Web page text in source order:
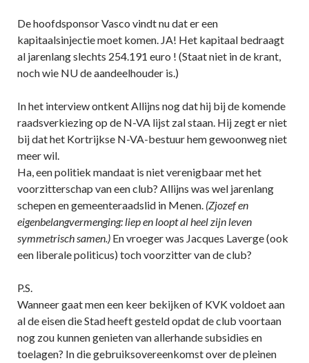
De hoofdsponsor Vasco vindt nu dat er een
kapitaalsinjectie moet komen. JA! Het kapitaal bedraagt
al jarenlang slechts 254.191 euro ! (Staat niet in de krant,
noch wie NU de aandeelhouder is.)
In het interview ontkent Allijns nog dat hij bij de komende
raadsverkiezing op de N-VA lijst zal staan. Hij zegt er niet
bij dat het Kortrijkse N-VA-bestuur hem gewoonweg niet
meer wil.
Ha, een politiek mandaat is niet verenigbaar met het
voorzitterschap van een club? Allijns was wel jarenlang
schepen en gemeenteraadslid in Menen. (Zjozef en
eigenbelangvermenging: liep en loopt al heel zijn leven
symmetrisch samen.) En vroeger was Jacques Laverge (ook
een liberale politicus) toch voorzitter van de club?
P.S.
Wanneer gaat men een keer bekijken of KVK voldoet aan
al de eisen die Stad heeft gesteld opdat de club voortaan
nog zou kunnen genieten van allerhande subsidies en
toelagen? In die gebruiksovereenkomst over de pleinen